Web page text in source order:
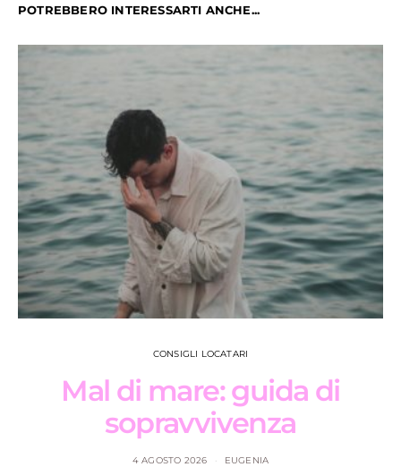
POTREBBERO INTERESSARTI ANCHE...
CONSIGLI LOCATARI
Mal di mare: guida di
sopravvivenza
4 AGOSTO 2026 EUGENIA